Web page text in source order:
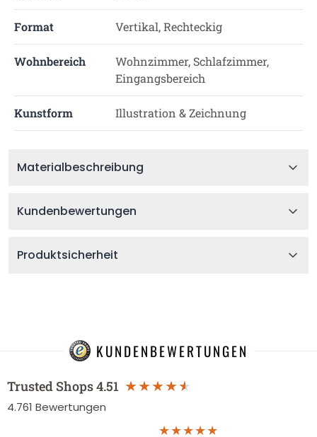
Format Vertikal, Rechteckig
Wohnbereich
Wohnzimmer, Schlafzimmer,
Eingangsbereich
Kunstform Illustration & Zeichnung
Materialbeschreibung
Kundenbewertungen
Produktsicherheit
KUNDENBEWERTUNGEN
Trusted Shops4.51
4.761 Bewertungen